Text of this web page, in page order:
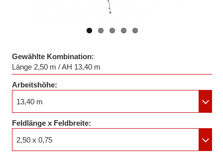
Gewählte Kombination:
Länge 2,50 m / AH 13,40 m
Arbeitshöhe:
13,40 m
Feldlänge x Feldbreite:
2,50 x 0,75